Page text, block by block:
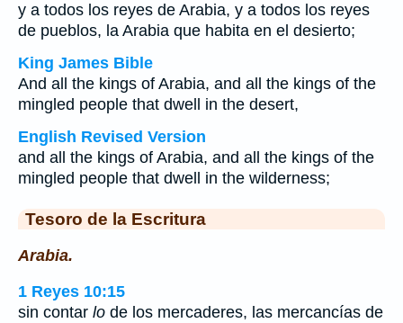
y a todos los reyes de Arabia, y a todos los reyes
de pueblos, la Arabia que habita en el desierto;
King James Bible
And all the kings of Arabia, and all the kings of the
mingled people that dwell in the desert,
English Revised Version
and all the kings of Arabia, and all the kings of the
mingled people that dwell in the wilderness;
Tesoro de la Escritura
Arabia.
1 Reyes 10:15
sin contar lo de los mercaderes, las mercancías de